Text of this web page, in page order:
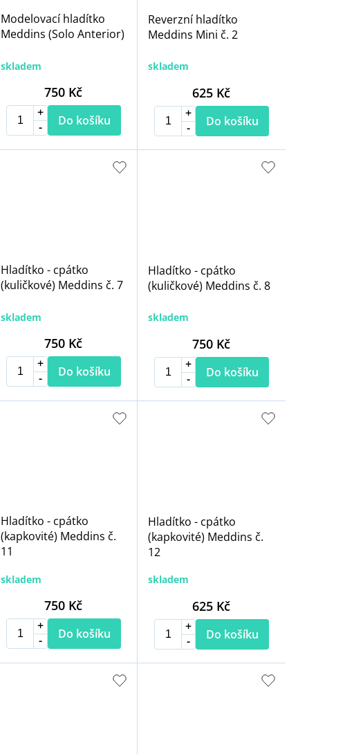
Modelovací hladítko
Meddins (Solo Anterior)
skladem
750 Kč
Do košíku
Reverzní hladítko
Meddins Mini č. 2
skladem
625 Kč
Do košíku
Hladítko - cpátko
(kuličkové) Meddins č. 7
skladem
750 Kč
Do košíku
Hladítko - cpátko
(kuličkové) Meddins č. 8
skladem
750 Kč
Do košíku
Hladítko - cpátko
(kapkovité) Meddins č.
11
skladem
750 Kč
Do košíku
Hladítko - cpátko
(kapkovité) Meddins č.
12
skladem
625 Kč
Do košíku